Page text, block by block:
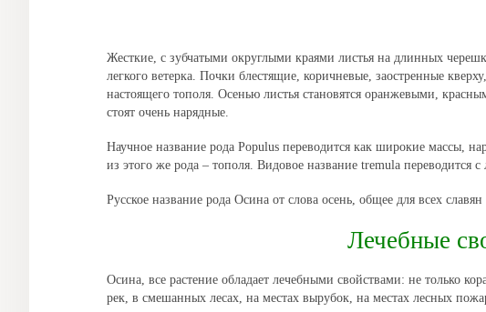
Жесткие, с зубчатыми округлыми краями листья на длинных
легкого ветерка. Почки блестящие, коричневые, заостренные
настоящего тополя. Осенью листья становятся оранжевыми,
стоят очень нарядные.
Научное название рода Populus переводится как широкие массы,
из этого же рода – тополя. Видовое название tremula переводится
Русское название рода Осина от слова осень, общее для всех
Лечебные
Осина, все растение обладает лечебными свойствами: не только
рек, в смешанных лесах, на местах вырубок, на местах лесных